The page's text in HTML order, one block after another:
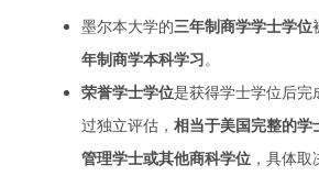
墨尔本大学的三年制商学学士学位
年制商学本科学习。
荣誉学士学位是获得学士学位后完
过独立评估， 相当于美国完整的学
管理学士或其他商科学位 ，具体取